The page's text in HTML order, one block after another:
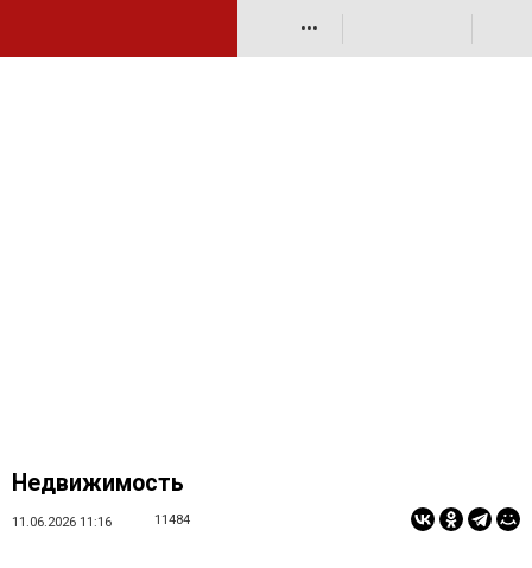
•••
Недвижимость
11.06.2026 11:16 11484